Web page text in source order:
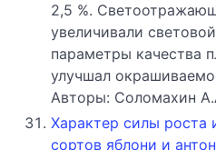
2,5 %.
увеличивали
параметры качества
улучшал
Авторы: Соломахин
Характер силы
сортов яблони и